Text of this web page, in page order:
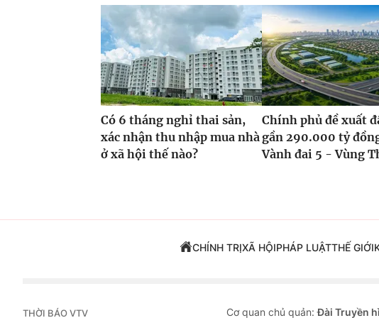
Có 6 tháng nghỉ thai sản,
xác nhận thu nhập mua nhà
ở xã hội thế nào?
Chính phủ đề xuất
gần 290.000 tỷ
Vành đai 5 - Vùng
CHÍNH TRỊXÃ HỘIPHÁP LUẬTTHẾ GIỚI
THỜI BÁO VTV Cơ quan chủ quản:Đài Truyền